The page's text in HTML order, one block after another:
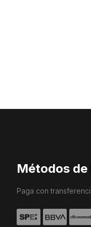
Métodos de
Paga con